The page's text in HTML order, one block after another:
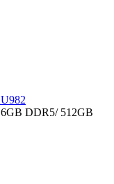
DDR5/ 512GB